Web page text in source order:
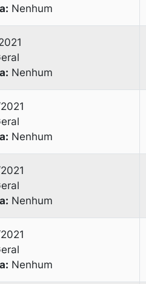
Nenhum
Nenhum
Nenhum
Nenhum
Nenhum